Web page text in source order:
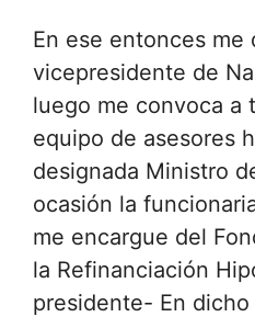
En ese entonces me
vicepresidente de
luego me convoca a
equipo de asesores
designada Ministro
ocasión la
me encargue del
la Refinanciación
presidente- En